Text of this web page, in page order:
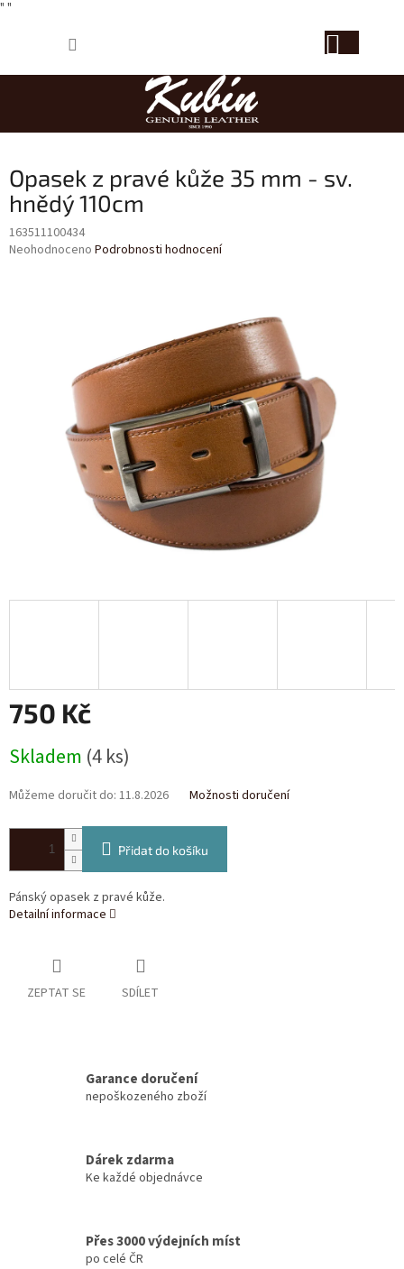
" "
Opasek z pravé kůže 35 mm - sv.
hnědý 110cm
163511100434
Průměrné
Neohodnoceno Podrobnosti hodnocení
750 Kč
cena:
Skladem (4 ks)
Můžeme doručit do: 11.8.2026 Možnosti doručení
Přidat do košíku
Pánský opasek z pravé kůže.
Detailní informace
ZEPTAT SE SDÍLET
Garance doručení
nepoškozeného zboží
Dárek zdarma
Ke každé objednávce
Přes 3000 výdejních míst
po celé ČR